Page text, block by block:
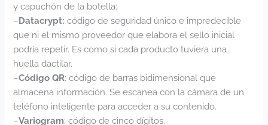
y capuchón de la botella:
–Datacrypt: código de seguridad único e impredecible
que ni el mismo proveedor que elabora el sello inicial
podría repetir. Es como si cada producto tuviera una
huella dactilar.
–Código QR: código de barras bidimensional que
almacena información. Se escanea con la cámara de un
teléfono inteligente para acceder a su contenido.
–Variogram: código de cinco dígitos.